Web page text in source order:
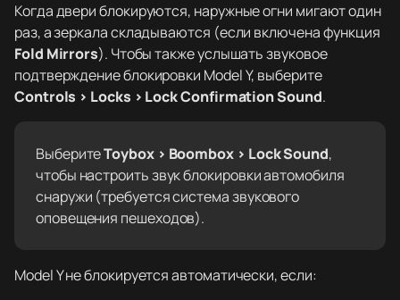
Когда двери блокируются, наружные огни мигают один
раз, а зеркала складываются (если включена функция
Fold Mirrors). Чтобы также услышать звуковое
подтверждение блокировки Model Y, выберите
Controls > Locks > Lock Confirmation Sound.
ВыберитеToybox > Boombox > Lock Sound,
чтобы настроить звук блокировки автомобиля
снаружи (требуется система звукового
оповещения пешеходов).
Model Y не блокируется автоматически, если: